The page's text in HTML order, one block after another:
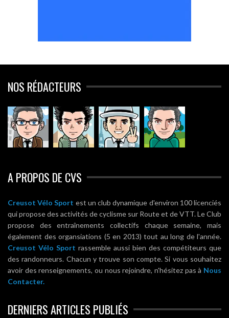
NOS RÉDACTEURS
A PROPOS DE CVS
Creusot Vélo Sport est un club dynamique d'environ 100 licenciés
qui propose des activités de cyclisme sur Route et de VTT. Le Club
propose des entraînements collectifs chaque semaine, mais
également des organsiations (5 en 2013) tout au long de l'année.
Creusot Vélo Sport rassemble aussi bien des compétiteurs que
des randonneurs. Chacun y trouve son compte. Si vous souhaitez
avoir des renseignements, ou nous rejoindre, n'hésitez pas à Nous
Contacter.
DERNIERS ARTICLES PUBLIÉS